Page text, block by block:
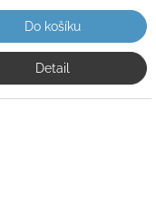
Do košíku
Detail